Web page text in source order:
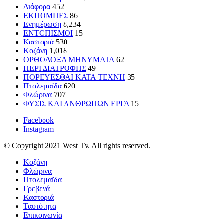
Διάφορα 452
ΕΚΠΟΜΠΕΣ 86
Ενημέρωση 8,234
ΕΝΤΟΠΙΣΜΟΙ 15
Καστοριά 530
Κοζάνη 1,018
ΟΡΘΟΔΟΞΑ ΜΗΝΥΜΑΤΑ 62
ΠΕΡΙ ΔΙΑΤΡΟΦΗΣ 49
ΠΟΡΕΥΕΣΘΑΙ ΚΑΤΑ ΤΕΧΝΗ 35
Πτολεμαϊδα 620
Φλώρινα 707
ΦΥΣΙΣ ΚΑΙ ΑΝΘΡΩΠΩΝ ΕΡΓΑ 15
Facebook
Instagram
© Copyright 2021 West Tv. All rights reserved.
Κοζάνη
Φλώρινα
Πτολεμαϊδα
Γρεβενά
Καστοριά
Ταυτότητα
Επικοινωνία